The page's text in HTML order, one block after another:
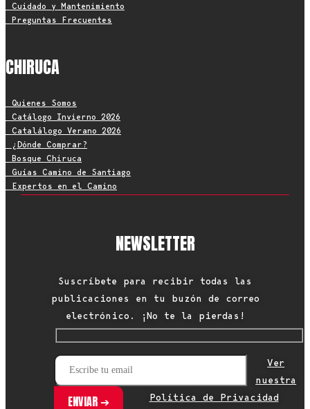
• Cuidado y Mantenimiento
• Preguntas Frecuentes
CHIRUCA
• Quienes Somos
• Catálogo Invierno 2026
• Catalálogo Verano 2026
• ¿Dónde Comprar?
• Bosque Chiruca
• Guías Camino de Santiago
• Expertos en el Camino
NEWSLETTER
Suscríbete para recibir todas las
publicaciones en tu buzón de correo
electrónico. ¡No te la pierdas!
Ver
nuestra
Política de Privacidad